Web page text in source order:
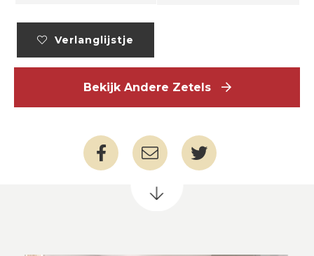
Verlanglijstje
Bekijk Andere Zetels